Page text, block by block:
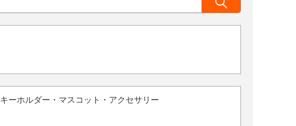
キーホルダー・マスコット・アクセサリー